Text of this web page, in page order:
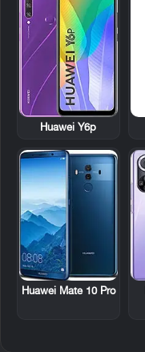
Huawei Y6p
Huawei Mate 10 Pro